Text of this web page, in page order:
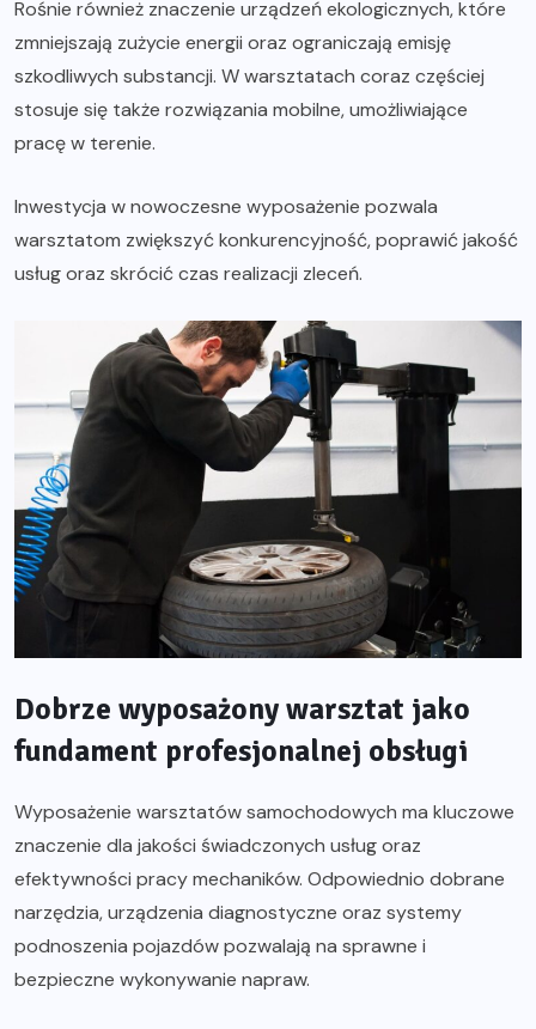
Rośnie również znaczenie urządzeń ekologicznych, które
zmniejszają zużycie energii oraz ograniczają emisję
szkodliwych substancji. W warsztatach coraz częściej
stosuje się także rozwiązania mobilne, umożliwiające
pracę w terenie.
Inwestycja w nowoczesne wyposażenie pozwala
warsztatom zwiększyć konkurencyjność, poprawić jakość
usług oraz skrócić czas realizacji zleceń.
Dobrze wyposażony warsztat jako
fundament profesjonalnej obsługi
Wyposażenie warsztatów samochodowych ma kluczowe
znaczenie dla jakości świadczonych usług oraz
efektywności pracy mechaników. Odpowiednio dobrane
narzędzia, urządzenia diagnostyczne oraz systemy
podnoszenia pojazdów pozwalają na sprawne i
bezpieczne wykonywanie napraw.